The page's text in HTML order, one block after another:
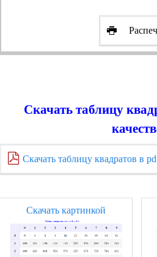

Скачать таблицу
Скачать таблицу квадратов в
Скачать картинкой